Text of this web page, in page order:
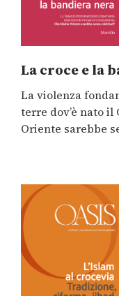
La croce e la
La violenza
terre dov’è nato
Oriente sarebbe